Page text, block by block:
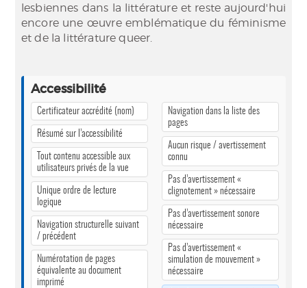
lesbiennes dans la littérature et reste aujourd'hui
encore une œuvre emblématique du féminisme
et de la littérature queer.
Accessibilité
Certificateur accrédité (nom)
Résumé sur l’accessibilité
Tout contenu accessible aux
utilisateurs privés de la vue
Unique ordre de lecture
logique
Navigation structurelle suivant
/ précédent
Numérotation de pages
équivalente au document
imprimé
Navigation dans la liste des
pages
Aucun risque / avertissement
connu
Pas d’avertissement «
clignotement » nécessaire
Pas d’avertissement sonore
nécessaire
Pas d’avertissement «
simulation de mouvement »
nécessaire